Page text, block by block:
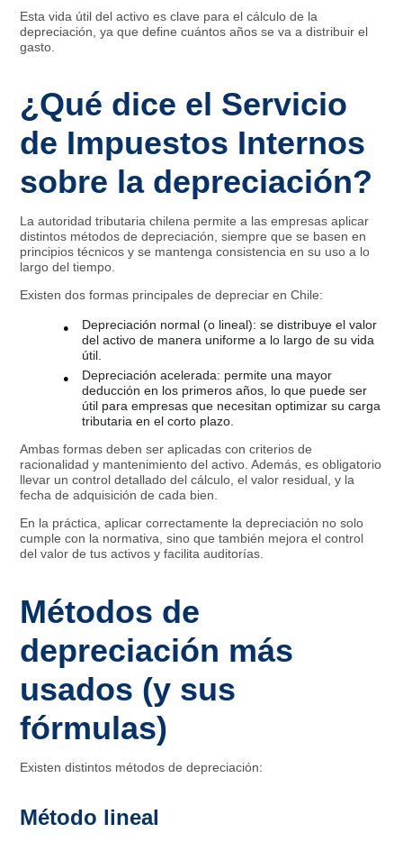
Esta vida útil del activo es clave para el cálculo de la
depreciación, ya que define cuántos años se va a distribuir el
gasto.
¿Qué dice el Servicio
de Impuestos Internos
sobre la depreciación?
La autoridad tributaria chilena permite a las empresas aplicar
distintos métodos de depreciación, siempre que se basen en
principios técnicos y se mantenga consistencia en su uso a lo
largo del tiempo.
Existen dos formas principales de depreciar en Chile:
Depreciación normal (o lineal): se distribuye el valor
del activo de manera uniforme a lo largo de su vida
útil.
Depreciación acelerada: permite una mayor
deducción en los primeros años, lo que puede ser
útil para empresas que necesitan optimizar su carga
tributaria en el corto plazo.
Ambas formas deben ser aplicadas con criterios de
racionalidad y mantenimiento del activo. Además, es obligatorio
llevar un control detallado del cálculo, el valor residual, y la
fecha de adquisición de cada bien.
En la práctica, aplicar correctamente la depreciación no solo
cumple con la normativa, sino que también mejora el control
del valor de tus activos y facilita auditorías.
Métodos de
depreciación más
usados (y sus
fórmulas)
Existen distintos métodos de depreciación:
Método lineal